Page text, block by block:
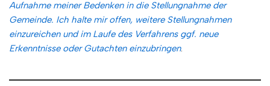
Aufnahme meiner Bedenken in die Stellungnahme der
Gemeinde. Ich halte mir offen, weitere Stellungnahmen
einzureichen und im Laufe des Verfahrens ggf. neue
Erkenntnisse oder Gutachten einzubringen.